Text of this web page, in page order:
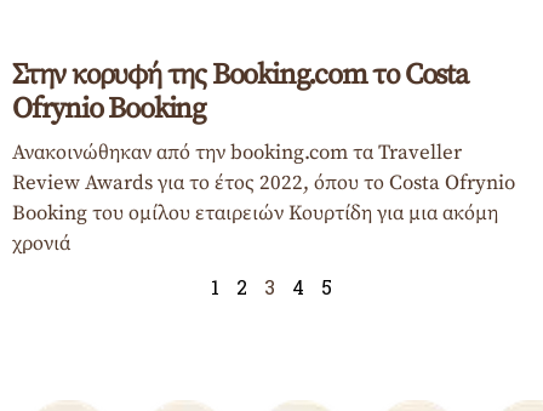
Στην κορυφή της Booking.com το Costa
Ofrynio Booking
Ανακοινώθηκαν από την booking.com τα Traveller
Review Awards για το έτος 2022, όπου το Costa Ofrynio
Booking του ομίλου εταιρειών Κουρτίδη για μια ακόμη
χρονιά
1 2 3 4 5